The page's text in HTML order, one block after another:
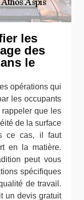
les
des
le
opérations qui
les occupants
que les
de la surface
ce cas, il faut
en la matière.
peut vous
spécifiques
de travail.
un devis gratuit